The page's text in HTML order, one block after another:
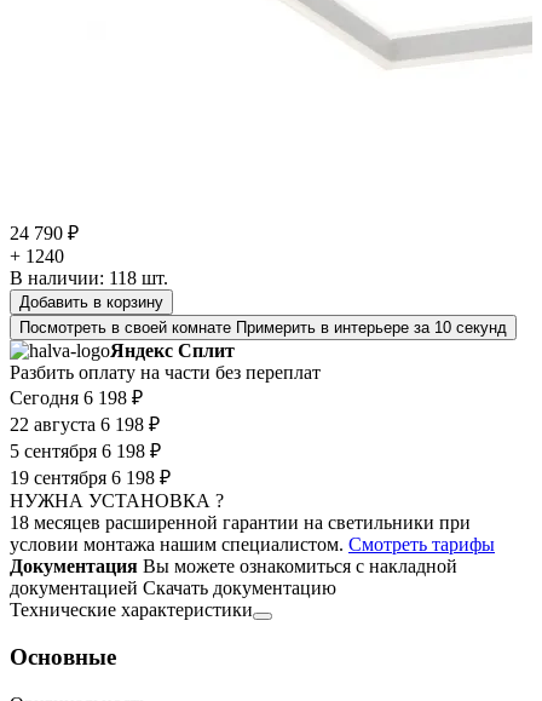
24 790 ₽
+ 1240
В наличии: 118 шт.
Добавить в корзину
Посмотреть в своей комнате Примерить в интерьере за 10 секунд
Яндекс Сплит
Разбить оплату на части без переплат
Сегодня 6 198 ₽
22 августа 6 198 ₽
5 сентября 6 198 ₽
19 сентября 6 198 ₽
НУЖНА УСТАНОВКА ?
18 месяцев расширенной гарантии на светильники при
условии монтажа нашим специалистом. Смотреть тарифы
Документация Вы можете ознакомиться с накладной
документацией Скачать документацию
Технические характеристики
Основные